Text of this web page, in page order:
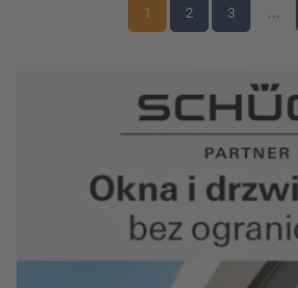
1 2 3 ...